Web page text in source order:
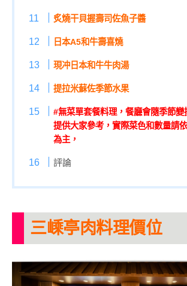
炙燒干貝握壽司佐魚子醬
日本A5和牛壽喜燒
現冲日本和牛牛肉湯
提拉米蘇佐季節水果
#無菜單套餐料理，餐廳會隨季節變
提供大家參考，實際菜色和數量請
為主，
評論
三嵊亭肉料理價位